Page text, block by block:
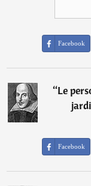
Facebook
“Le
Facebook